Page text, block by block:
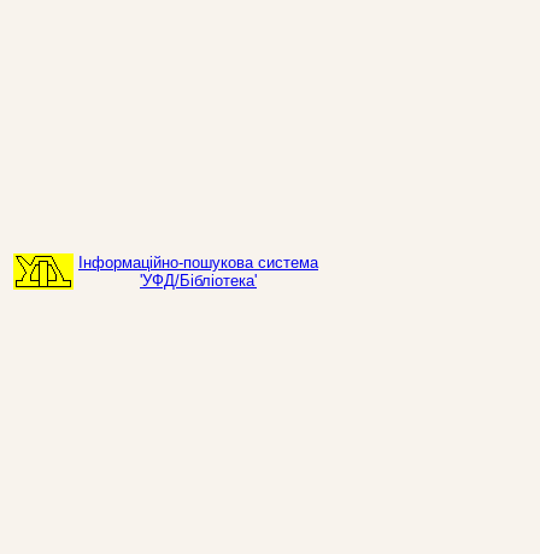
Інформаційно-пошукова система
'УФД/Бібліотека'